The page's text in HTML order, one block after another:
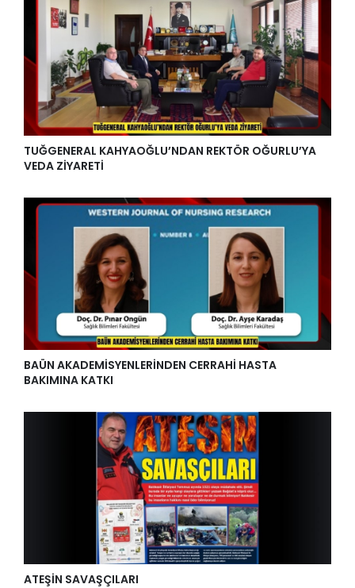
TUĞGENERAL KAHYAOĞLU’NDAN REKTÖR OĞURLU’YA
VEDA ZİYARETİ
BAÜN AKADEMİSYENLERİNDEN CERRAHİ HASTA
BAKIMINA KATKI
ATEŞİN SAVAŞÇILARI